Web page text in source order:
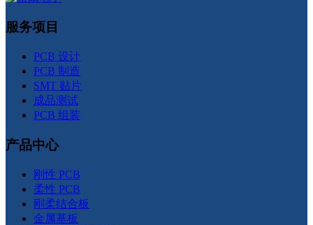
服务项目
PCB 设计
PCB 制造
SMT 贴片
成品测试
PCB 组装
产品中心
刚性 PCB
柔性 PCB
刚柔结合板
金属基板